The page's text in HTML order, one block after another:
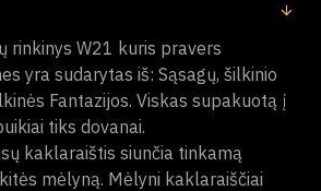
rinkinys W21 kuris pravers
yra sudarytas iš: Sąsagų, šilkinio
Fantazijos. Viskas supakuotą į
tiks dovanai.
kaklaraištis siunčia tinkamą
mėlyną. Mėlyni kaklaraiščiai